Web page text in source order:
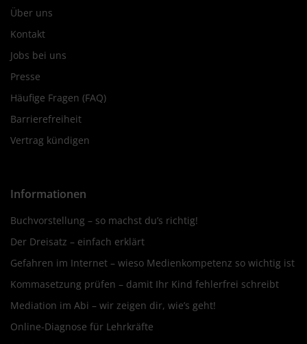
Über uns
Kontakt
Jobs bei uns
Presse
Häufige Fragen (FAQ)
Barrierefreiheit
Vertrag kündigen
Informationen
Buchvorstellung – so machst du’s richtig!
Der Dreisatz – einfach erklärt
Gefahren im Internet – wieso Medienkompetenz so wichtig ist
Kommasetzung prüfen – damit Ihr Kind fehlerfrei schreibt
Mediation im Abi – wir zeigen dir, wie’s geht!
Online-Diagnose für Lehrkräfte